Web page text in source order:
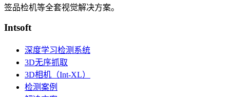
签品检机等​全套视觉解决方案​。
Intsoft
深度学习检测系统
3D无序抓取
3D相机（Int-XL）
检测案例